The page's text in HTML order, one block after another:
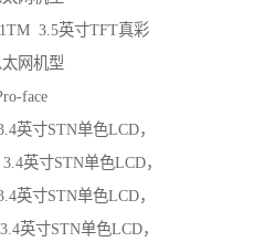
3.5英寸TFT真彩
网机型
face
英寸STN单色LCD，
英寸STN单色LCD，
英寸STN单色LCD，
英寸STN单色LCD，